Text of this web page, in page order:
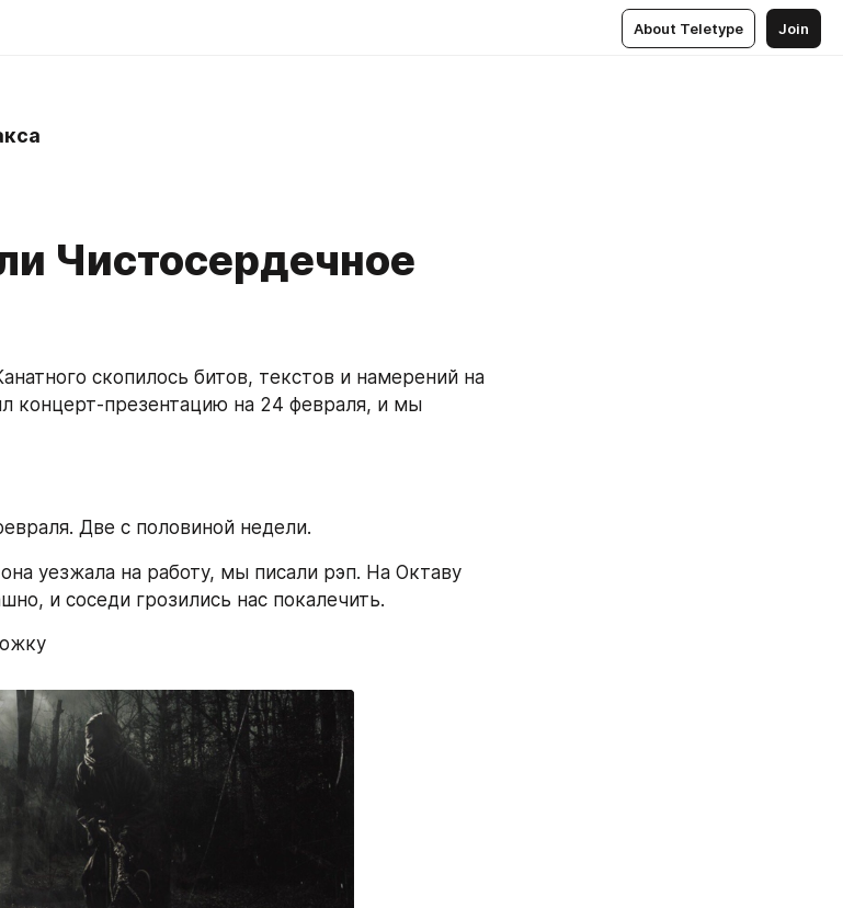
About Teletype Join
Чистосердечное
скопилось битов, текстов и намерений на
концерт-презентацию на 24 февраля, и мы
Две с половиной недели.
уезжала на работу, мы писали рэп. На Октаву
и соседи грозились нас покалечить.